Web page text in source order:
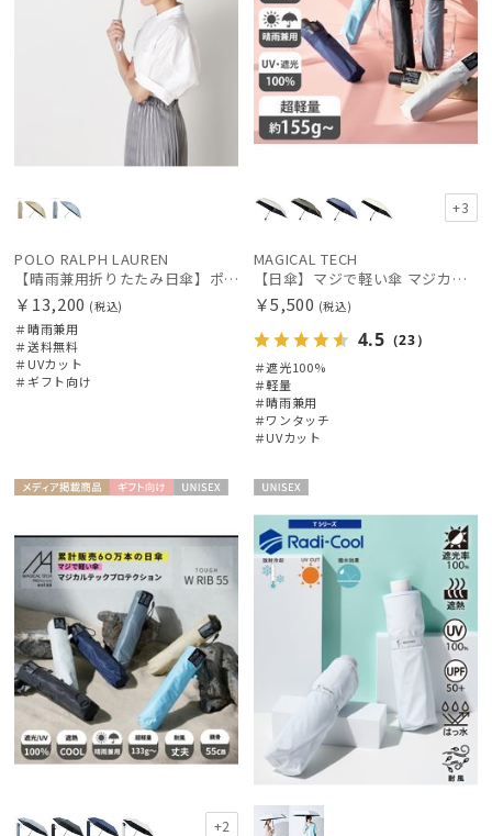
POLO RALPH LAUREN
【晴雨兼用折りたたみ日傘】ポロ ラルフ ローレン (POLO RALPH LAUREN) ストライプスカラ刺繍 遮熱 UV 晴雨兼用
￥13,200 (税込)
＃晴雨兼用
＃送料無料
＃UVカット
＃ギフト向け
+3
MAGICAL TECH
【日傘】マジで軽い傘 マジカルテックプロテクション(MAGICAL TECH PROTECTION) 50cm 晴雨兼用傘自動開閉折りたたみ日傘 一級遮光100% UV 軽量 機能性 人気
￥5,500 (税込)
4.5 （23）
＃遮光100%
＃軽量
＃晴雨兼用
＃ワンタッチ
＃UVカット
載商品
向け
X
+2
X